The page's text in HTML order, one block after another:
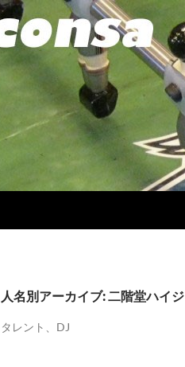
人名別アーカイブ: 二階堂ハイジ
タレント、DJ